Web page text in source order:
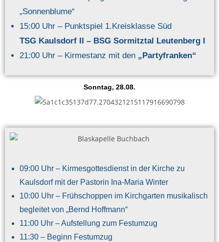
„Sonnenblume“
15:00 Uhr – Punktspiel 1.Kreisklasse Süd
TSG Kaulsdorf II – BSG Sormitztal Leutenberg I
21:00 Uhr – Kirmestanz mit den „Partyfranken“
Sonntag, 28.08.
09:00 Uhr – Kirmesgottesdienst in der Kirche zu
Kaulsdorf mit der Pastorin Ina-Maria Winter
10:00 Uhr – Frühschoppen im Kirchgarten musikalisch
begleitet von „Bernd Hoffmann“
11:00 Uhr – Aufstellung zum Festumzug
11:30 – Beginn Festumzug